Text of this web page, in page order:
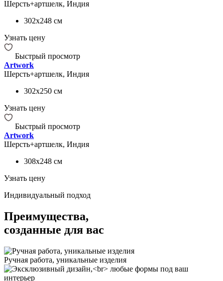
Шерсть+артшелк, Индия
302x248 см
Узнать цену
Быстрый просмотр
Artwork
Шерсть+артшелк, Индия
302x250 см
Узнать цену
Быстрый просмотр
Artwork
Шерсть+артшелк, Индия
308x248 см
Узнать цену
Индивидуальный подход
Преимущества,
созданные для вас
Ручная работа, уникальные изделия